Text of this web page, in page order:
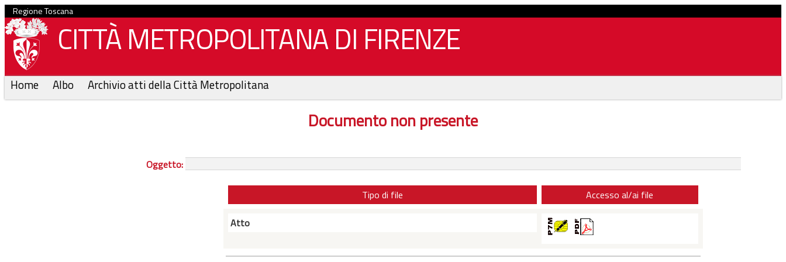
Regione Toscana
CITTÀ METROPOLITANA DI FIRENZE
Home Albo Archivio atti della Città Metropolitana
Documento non presente
Oggetto:
Tipo di file
Accesso al/ai file
Atto